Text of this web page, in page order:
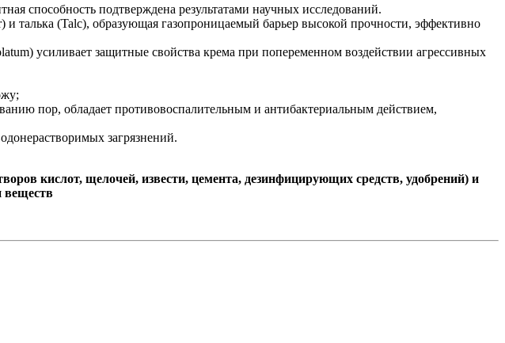
способность подтверждена результатами научных исследований.
талька (Talc), образующая газопроницаемый барьер высокой прочности, эффективно
усиливает защитные свойства крема при попеременном воздействии агрессивных
пор, обладает противовоспалительным и антибактериальным действием,
загрязнений.
кислот, щелочей, извести, цемента, дезинфицирующих средств, удобрений) и
веществ